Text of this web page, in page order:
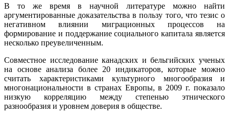
В то же время в научной литературе можно найти
аргументированные доказательства в пользу того, что тезис о
негативном влиянии миграционных процессов на
формирование и поддержание социального капитала является
несколько преувеличенным.
Совместное исследование канадских и бельгийских ученых
на основе анализа более 20 индикаторов, которые можно
считать характеристиками культурного многообразия и
многонациональности в странах Европы, в 2009 г. показало
низкую корреляцию между степенью этнического
разнообразия и уровнем доверия в обществе.